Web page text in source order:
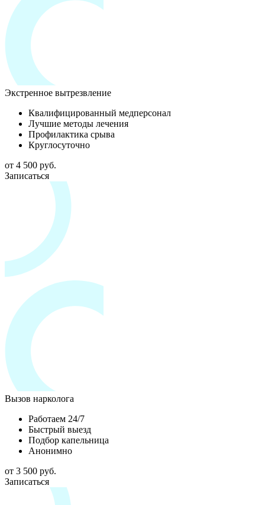
Экстренное вытрезвление
Квалифицированный медперсонал
Лучшие методы лечения
Профилактика срыва
Круглосуточно
от 4 500 руб.
Записаться
Вызов нарколога
Работаем 24/7
Быстрый выезд
Подбор капельница
Анонимно
от 3 500 руб.
Записаться